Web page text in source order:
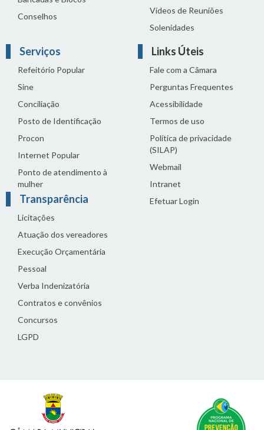
Conselhos
Vídeos de Reuniões
Solenidades
Serviços
Refeitório Popular
Sine
Conciliação
Posto de Identificação
Procon
Internet Popular
Ponto de atendimento à
mulher
Transparência
Licitações
Atuação dos vereadores
Execução Orçamentária
Pessoal
Verba Indenizatória
Contratos e convênios
Concursos
LGPD
Links Úteis
Fale com a Câmara
Perguntas Frequentes
Acessibilidade
Termos de uso
Política de privacidade
(SILAP)
Webmail
Intranet
Efetuar Login